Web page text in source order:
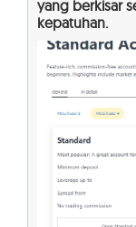
yang berkisar
kepatuhan.